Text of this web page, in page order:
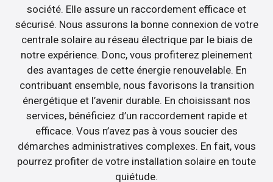
société. Elle assure un raccordement efficace et
sécurisé. Nous assurons la bonne connexion de votre
centrale solaire au réseau électrique par le biais de
notre expérience. Donc, vous profiterez pleinement
des avantages de cette énergie renouvelable. En
contribuant ensemble, nous favorisons la transition
énergétique et l’avenir durable. En choisissant nos
services, bénéficiez d’un raccordement rapide et
efficace. Vous n’avez pas à vous soucier des
démarches administratives complexes. En fait, vous
pourrez profiter de votre installation solaire en toute
quiétude.